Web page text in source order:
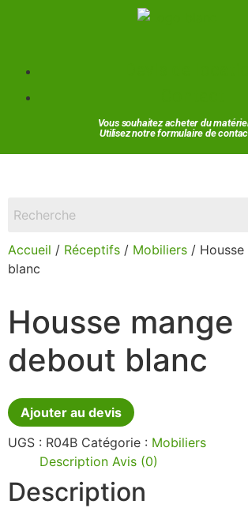
Vous souhaitez acheter du
Utilisez notre formulaire de
Accueil / Réceptifs / Mobiliers /
blanc
Housse mange
debout blanc
Ajouter au devis
UGS : R04B Catégorie : Mobiliers
Description Avis (0)
Description